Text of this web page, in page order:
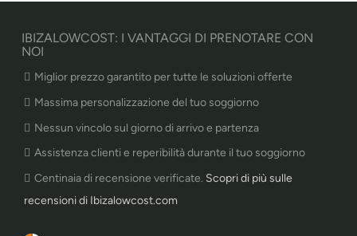
IBIZALOWCOST: I VANTAGGI DI PRENOTARE CON
NOI
Miglior prezzo garantito per tutte le soluzioni offerte
Massima personalizzazione del tuo soggiorno
Nessun vincolo sul giorno di arrivo e partenza
Assistenza clienti e reperibilità durante il tuo soggiorno
Centinaia di recensione verificate. Scopri di più sulle
recensioni di Ibizalowcost.com